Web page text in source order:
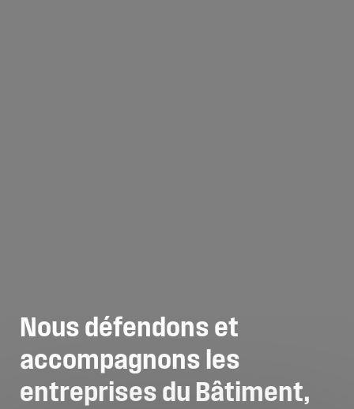
Nous défendons et
accompagnons les
entreprises du Bâtiment,